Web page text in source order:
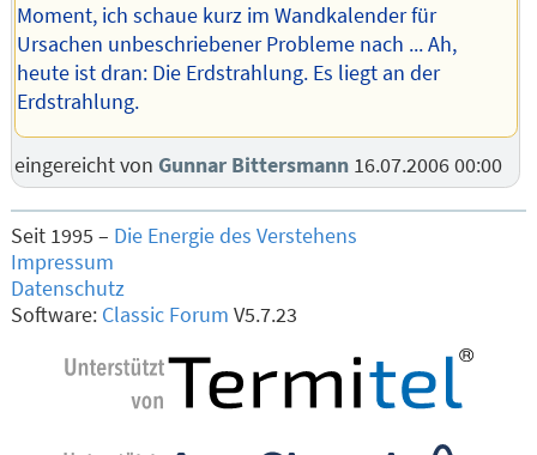
Moment, ich schaue kurz im Wandkalender für
Ursachen unbeschriebener Probleme nach ... Ah,
heute ist dran: Die Erdstrahlung. Es liegt an der
Erdstrahlung.
eingereicht von Gunnar Bittersmann 16.07.2006 00:00
Seit 1995 – Die Energie des Verstehens
Impressum
Datenschutz
Software: Classic Forum V5.7.23